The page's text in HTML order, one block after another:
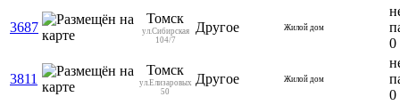
3687
Томск
ул.Сибирская
104/7
Другое Жилой дом
0
3811
Томск
ул.Елизаровых
50
Другое Жилой дом
0